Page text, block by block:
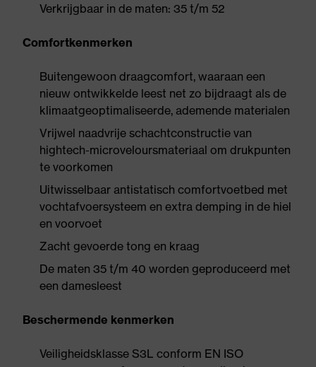
Verkrijgbaar in de maten: 35 t/m 52
Comfortkenmerken
Buitengewoon draagcomfort, waaraan een
nieuw ontwikkelde leest net zo bijdraagt als de
klimaatgeoptimaliseerde, ademende materialen
Vrijwel naadvrije schachtconstructie van
hightech-microveloursmateriaal om drukpunten
te voorkomen
Uitwisselbaar antistatisch comfortvoetbed met
vochtafvoersysteem en extra demping in de hiel
en voorvoet
Zacht gevoerde tong en kraag
De maten 35 t/m 40 worden geproduceerd met
een damesleest
Beschermende kenmerken
Veiligheidsklasse S3L conform EN ISO